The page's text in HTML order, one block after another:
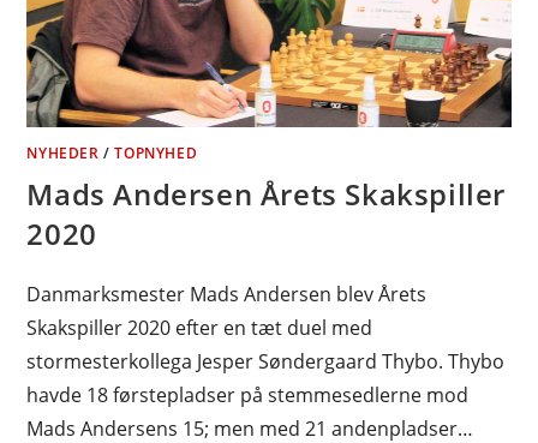
NYHEDER /TOPNYHED
Mads Andersen Årets Skakspiller
2020
Danmarksmester Mads Andersen blev Årets
Skakspiller 2020 efter en tæt duel med
stormesterkollega Jesper Søndergaard Thybo. Thybo
havde 18 førstepladser på stemmesedlerne mod
Mads Andersens 15; men med 21 andenpladser…